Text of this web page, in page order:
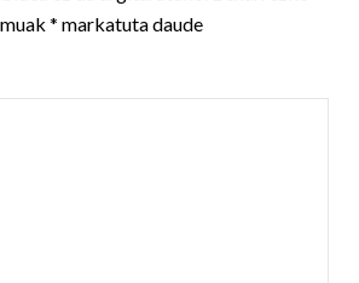
* markatuta daude